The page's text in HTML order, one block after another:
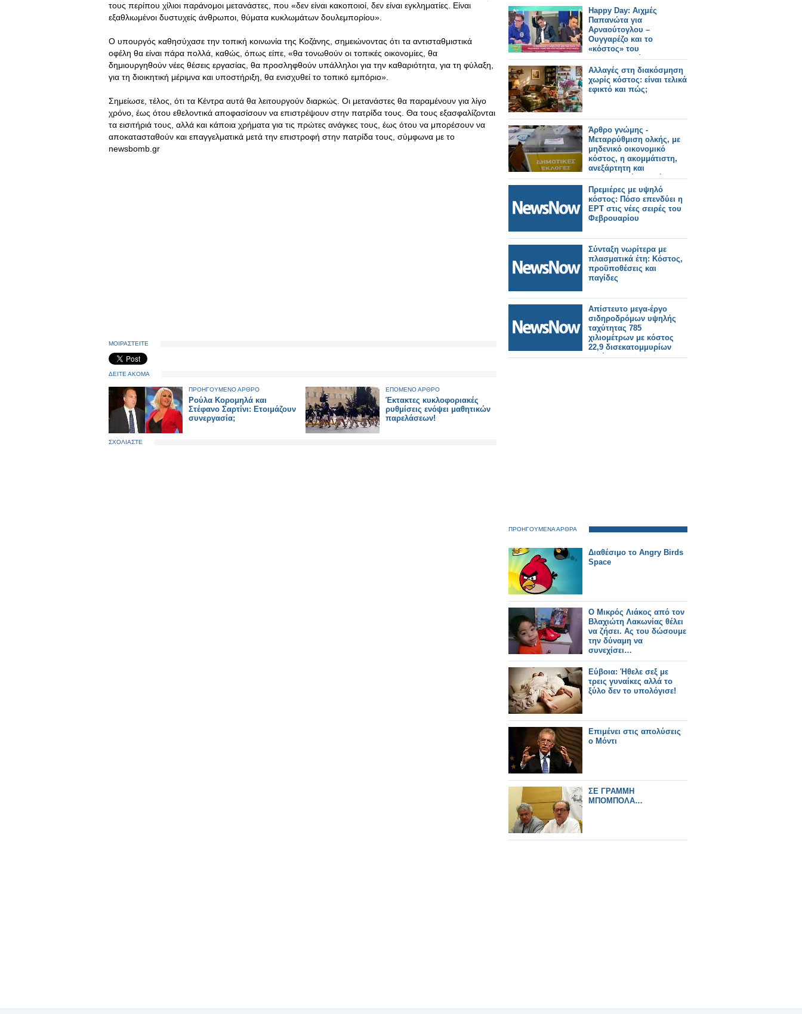
τους περίπου χίλιοι παράνομοι μετανάστες, που «δεν είναι κακοποιοί, δεν είναι εγκληματίες. Είναι
εξαθλιωμένοι δυστυχείς άνθρωποι, θύματα κυκλωμάτων δουλεμπορίου».
Ο υπουργός καθησύχασε την τοπική κοινωνία της Κοζάνης, σημειώνοντας ότι τα αντισταθμιστικά
οφέλη θα είναι πάρα πολλά, καθώς, όπως είπε, «θα τονωθούν οι τοπικές οικονομίες, θα
δημιουργηθούν νέες θέσεις εργασίας, θα προσληφθούν υπάλληλοι για την καθαριότητα, για τη φύλαξη,
για τη διοικητική μέριμνα και υποστήριξη, θα ενισχυθεί το τοπικό εμπόριο».
Σημείωσε, τέλος, ότι τα Κέντρα αυτά θα λειτουργούν διαρκώς. Οι μετανάστες θα παραμένουν για λίγο
χρόνο, έως ότου εθελοντικά αποφασίσουν να επιστρέψουν στην πατρίδα τους. Θα τους εξασφαλίζονται
τα εισιτήριά τους, αλλά και κάποια χρήματα για τις πρώτες ανάγκες τους, έως ότου να μπορέσουν να
αποκατασταθούν και επαγγελματικά μετά την επιστροφή στην πατρίδα τους, σύμφωνα με το
newsbomb.gr
ΜΟΙΡΑΣΤΕΙΤΕ
ΔΕΙΤΕ ΑΚΟΜΑ
ΠΡΟΗΓΟΥΜΕΝΟ ΑΡΘΡΟ
Ρούλα Κορομηλά και
Στέφανο Σαρτίνι: Ετοιμάζουν
συνεργασία;
ΕΠΟΜΕΝΟ ΑΡΘΡΟ
Έκτακτες κυκλοφοριακές
ρυθμίσεις ενόψει μαθητικών
παρελάσεων!
ΣΧΟΛΙΑΣΤΕ
Happy Day: Αιχμές
Παπανώτα για
Αρναούτογλου –
Ουγγαρέζο και το
«κόστος» του
ραδιοφωνικού
ανταγωνισμού
Αλλαγές στη διακόσμηση
χωρίς κόστος: είναι τελικά
εφικτό και πώς;
Άρθρο γνώμης -
Μεταρρύθμιση ολκής, με
μηδενικό οικονομικό
κόστος, η ακομμάτιστη,
ανεξάρτητη και
διεκδικητική τοπική
αυτοδιοίκηση.
Πρεμιέρες με υψηλό
κόστος: Πόσο επενδύει η
ΕΡΤ στις νέες σειρές του
Φεβρουαρίου
Σύνταξη νωρίτερα με
πλασματικά έτη: Κόστος,
προϋποθέσεις και
παγίδες
Απίστευτο μεγα-έργο
σιδηροδρόμων υψηλής
ταχύτητας 785
χιλιομέτρων με κόστος
22,9 δισεκατομμυρίων
λιρών
ΠΡΟΗΓΟΥΜΕΝΑ ΑΡΘΡΑ
Διαθέσιμο το Angry Birds
Space
Ο Μικρός Λιάκος από τον
Βλαχιώτη Λακωνίας θέλει
να ζήσει. Ας του δώσουμε
την δύναμη να
συνεχίσει…
Εύβοια: Ήθελε σεξ με
τρεις γυναίκες αλλά το
ξύλο δεν το υπολόγισε!
Επιμένει στις απολύσεις
ο Μόντι
ΣΕ ΓΡΑΜΜΗ
ΜΠΟΜΠΟΛΑ…